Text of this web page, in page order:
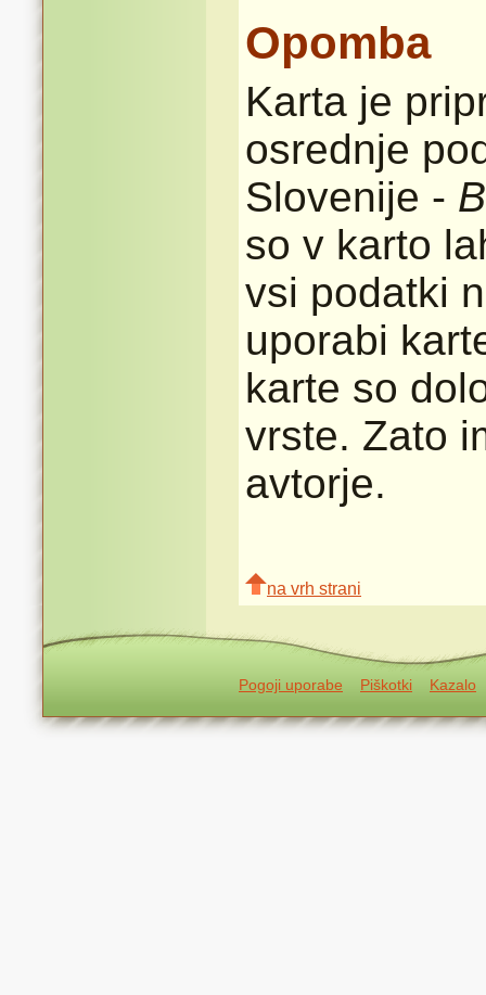
Opomba
Karta je
osrednje
Slovenije -
so v karto
vsi podatki
uporabi
karte so
vrste. Zato
avtorje.
na vrh strani
Pogoji uporabe Piškotki Kazalo